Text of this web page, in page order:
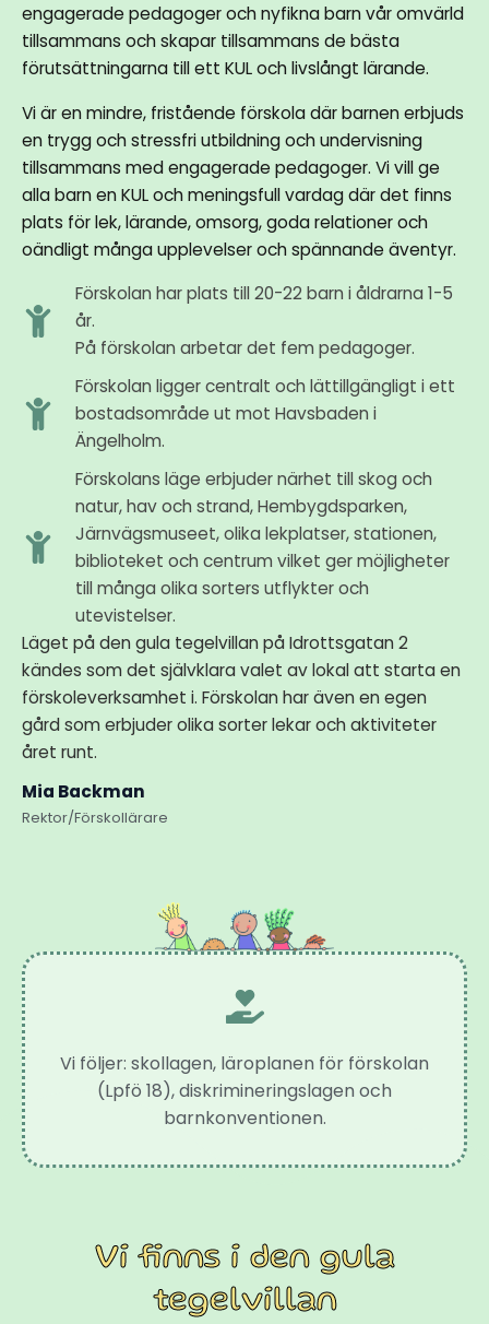
engagerade pedagoger och nyfikna barn vår omvärld
tillsammans och skapar tillsammans de bästa
förutsättningarna till ett KUL och livslångt lärande.
Vi är en mindre, fristående förskola där barnen erbjuds
en trygg och stressfri utbildning och undervisning
tillsammans med engagerade pedagoger. Vi vill ge
alla barn en KUL och meningsfull vardag där det finns
plats för lek, lärande, omsorg, goda relationer och
oändligt många upplevelser och spännande äventyr.
Förskolan har plats till 20-22 barn i åldrarna 1-5
år.
På förskolan arbetar det fem pedagoger.
Förskolan ligger centralt och lättillgängligt i ett
bostadsområde ut mot Havsbaden i
Ängelholm.
Förskolans läge erbjuder närhet till skog och
natur, hav och strand, Hembygdsparken,
Järnvägsmuseet, olika lekplatser, stationen,
biblioteket och centrum vilket ger möjligheter
till många olika sorters utflykter och
utevistelser.
Läget på den gula tegelvillan på Idrottsgatan 2
kändes som det självklara valet av lokal att starta en
förskoleverksamhet i. Förskolan har även en egen
gård som erbjuder olika sorter lekar och aktiviteter
året runt.
Mia Backman
Rektor/Förskollärare
Vi följer: skollagen, läroplanen för förskolan
(Lpfö 18), diskrimineringslagen och
barnkonventionen.
Vi finns i den gula
tegelvillan